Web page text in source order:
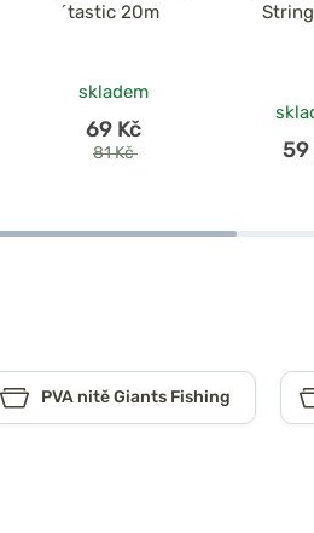
́tastic 20m
skladem
69 Kč
81 Kč 59
PVA nitě Giants Fishing